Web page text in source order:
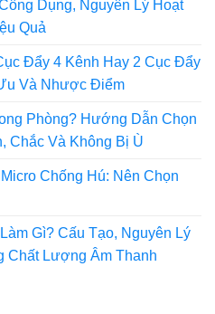
Dụng, Nguyên Lý Hoạt
Quả
Đẩy 4 Kênh Hay 2 Cục Đẩy
Và Nhược Điểm
Phòng? Hướng Dẫn Chọn
Chắc Và Không Bị Ù
Chống Hú: Nên Chọn
Gì? Cấu Tạo, Nguyên Lý
Chất Lượng Âm Thanh